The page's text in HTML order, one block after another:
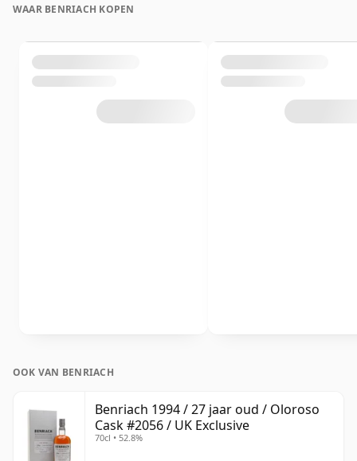
WAAR BENRIACH KOPEN
OOK VAN BENRIACH
Benriach 1994 / 27 jaar oud / Oloroso
Cask #2056 / UK Exclusive
70cl • 52.8%